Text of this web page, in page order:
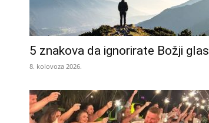
5 znakova da ignorirate Božji glas
8. kolovoza 2026.